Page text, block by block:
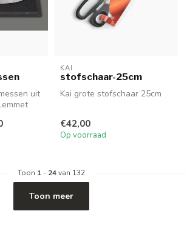
uit
KAI
stofschaar-25cm
Kai grote stofschaar 25cm
€42,00
Op voorraad
Toon 1- 24van 132
Toon meer